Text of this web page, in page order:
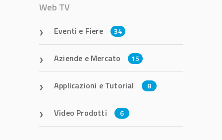
Web TV
Eventi e Fiere 34
Aziende e Mercato 15
Applicazioni e Tutorial 8
Video Prodotti 6